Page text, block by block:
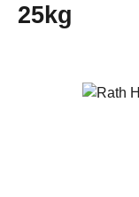
25kg
Bildergalerie